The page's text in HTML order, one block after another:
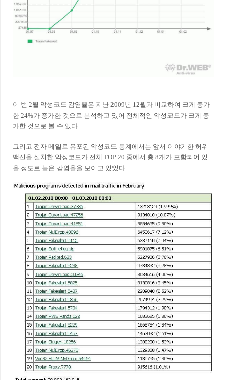
이 번 2월 악성코드 감염율은 지난 2009년 12월과 비교하여 크게 증가
한 24%가 증가한 것으로 분석하고 있어 전체적인 악성코드가 크게 증
가한 것으로 볼 수 있다.
그리고 전자 메일로 유포된 악성코드 통계에서는 앞서 이야기한 허위
백신을 설치한 악성코드가 전체 TOP 20 중에서 총 8개가 포함되어 있
을 정도로 높은 감염율을 보이고 있었다.